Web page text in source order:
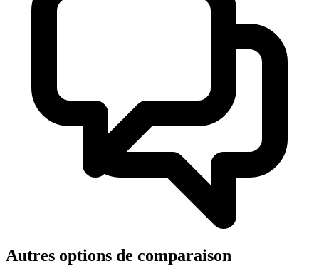
Autres options de comparaison